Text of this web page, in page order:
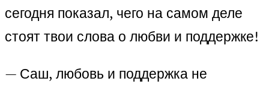
сегодня показал, чего на самом деле
стоят твои слова о любви и поддержке!
— Саш, любовь и поддержка не